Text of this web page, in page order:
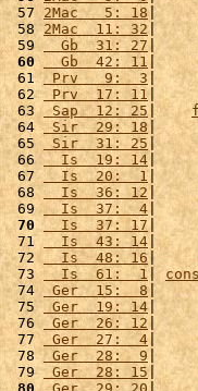
57 2Mac   5: 18
58 2Mac  11: 32|
59
  Gb  31: 27
|
60
  Gb  42: 11
61 Prv   9:  3|
62 Prv  17: 11
63
Sap  12: 25|
64 Sir  29: 18 |
65
Sir  31: 25 |
66
  Is  19: 14
|
67
  Is  20:  1
|
68
  Is  36: 12
69
  Is  37:  4
|
70
  Is  37: 17
71
  Is  43: 14
|
72
  Is  48: 16
73
  Is  61:  1
|
74 Ger  15:  8|
75 Ger  19: 14|
76
Ger  26: 12
77
Ger  27:  4 |
78 Ger  28:  9
79 Ger  28: 15 |